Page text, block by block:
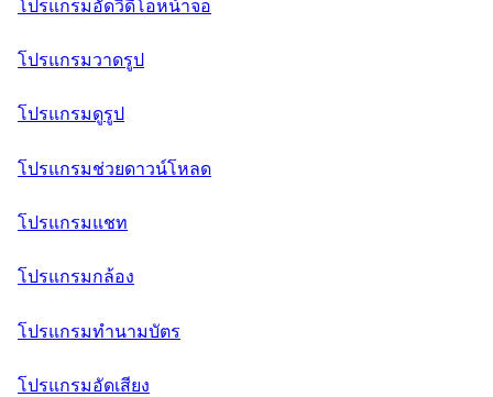
โปรแกรมอัดวิดีโอหน้าจอ
โปรแกรมวาดรูป
โปรแกรมดูรูป
โปรแกรมช่วยดาวน์โหลด
โปรแกรมแชท
โปรแกรมกล้อง
โปรแกรมทำนามบัตร
โปรแกรมอัดเสียง